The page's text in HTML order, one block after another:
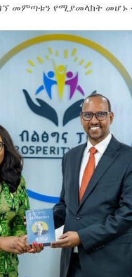
መምጣቱን የሚያመላክት መሆኑ